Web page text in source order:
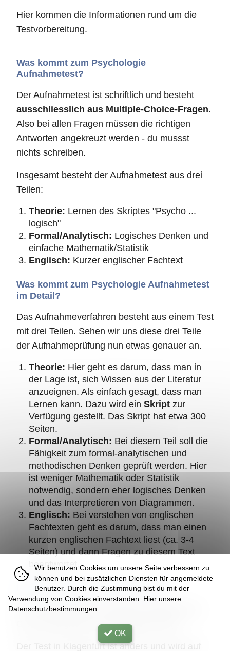
Hier kommen die Informationen rund um die
Testvorbereitung.
Was kommt zum Psychologie
Aufnahmetest?
Der Aufnahmetest ist schriftlich und besteht
ausschliesslich aus Multiple-Choice-Fragen.
Also bei allen Fragen müssen die richtigen
Antworten angekreuzt werden - du mussst
nichts schreiben.
Insgesamt besteht der Aufnahmetest aus drei
Teilen:
Theorie: Lernen des Skriptes "Psycho ...
logisch"
Formal/Analytisch: Logisches Denken und
einfache Mathematik/Statistik
Englisch: Kurzer englischer Fachtext
Was kommt zum Psychologie Aufnahmetest
im Detail?
Das Aufnahmeverfahren besteht aus einem Test
mit drei Teilen. Sehen wir uns diese drei Teile
der Aufnahmeprüfung nun etwas genauer an.
Theorie: Hier geht es darum, dass man in
der Lage ist, sich Wissen aus der Literatur
anzueignen. Als einfach gesagt, dass man
Lernen kann. Dazu wird ein Skript zur
Verfügung gestellt. Das Skript hat etwa 300
Seiten.
Formal/Analytisch: Bei diesem Teil soll die
Fähigkeit zum formal-analytischen und
methodischen Denken geprüft werden. Hier
ist weniger Mathematik oder Statistik
notwendig, sondern eher logisches Denken
und das Interpretieren von Diagrammen.
Englisch: Bei verstehen von englischen
Fachtexten geht es darum, dass man einen
kurzen englischen Fachtext liest (ca. 3-4
Seiten) und dann Fragen zu diesem Text
beantwortet.
Ist der Test in allen Städten gleich?
Der Test ist in Wien, Innsbruck, Salzburg und
Graz exakt gleich und am gleichen Tag.
Der Test in Klagenfurt ist anders und wird auf
Wir benutzen Cookies um unsere Seite verbessern zu
können und bei zusätzlichen Diensten für angemeldete
Benutzer. Durch die Zustimmung bist du mit der
Verwendung von Cookies einverstanden. Hier unsere
Datenschutzbestimmungen
OK